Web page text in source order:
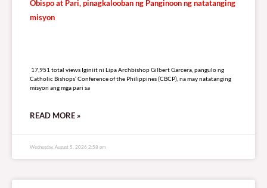
Obispo at Pari, pinagkalooban ng Panginoon ng natatanging
misyon
17,951 total views Iginiit ni Lipa Archbishop Gilbert Garcera, pangulo ng
Catholic Bishops’ Conference of the Philippines (CBCP), na may natatanging
misyon ang mga pari sa
READ MORE »
Wednesday, August 5, 2026 2:58 pm